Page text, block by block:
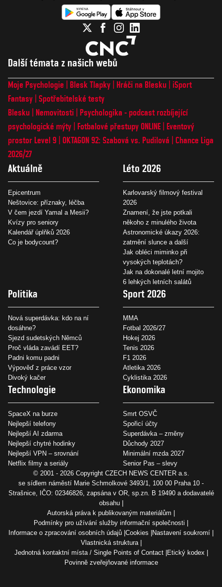
Další témata z našich webů
Moje Psychologie Blesk Tlapky Hráči na Blesku
iSport
Fantasy Spotřebitelské testy
Blesku
Nemovitosti
Psychologika - podcast rozbíjející
psychologické mýty
Fotbalové přestupy ONLINE
Eventový
prostor Level 9 OKTAGON 92: Szabová vs. Pudilová
Chance Liga
2026/27
Aktuálně
Epicentrum
Neštovice: příznaky, léčba
V čem jezdí Yamal a Mesii?
Kvízy pro seniory
Kalendář úplňků 2026
Co je bodycount?
Léto 2026
Karlovarský filmový festival
2026
Znamení, že jste potkali
někoho z minulého života
Astronomické úkazy 2026:
zatmění slunce a další
Jak obléci miminko při
vysokých teplotách?
Jak na dokonalé letní mojito
6 lehkých letních salátů
Politika
Nová superdávka: kdo na ní
dosáhne?
Sjezd sudetských Němců
Proč vláda zavádí EET?
Padni komu padni
Výpověď z práce vzor
Divoký kačer
Sport 2026
MMA
Fotbal 2026/27
Hokej 2026
Tenis 2026
F1 2026
Atletika 2026
Cyklistika 2026
Technologie
SpaceX na burze
Nejlepší telefony
Nejlepší AI zdarma
Nejlepší chytré hodinky
Nejlepší VPN – srovnání
Netflix filmy a seriály
Ekonomika
Smrt OSVČ
Spořicí účty
Superdávka – změny
Důchody 2027
Minimální mzda 2027
Senior Pas – slevy
© 2001 - 2026 Copyright CZECH NEWS CENTER a.s.
se sídlem náměstí Marie Schmolkové 3493/1, 100 00 Praha 10 -
Strašnice, IČO: 02346826, zapsána v OR, sp.zn. B 19490 a dodavatelé
obsahu
Autorská práva k publikovaným materiálům
Podmínky pro užívání služby informační společnosti
Informace o zpracování osobních údajů Cookies
Nastavení soukromí
Vlastnická struktura
Jednotná kontaktní místa / Single Points of Contact
Etický kodex
Povinně zveřejňované informace